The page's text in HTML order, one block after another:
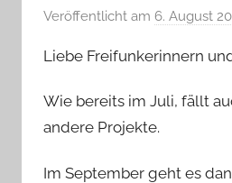
Veröffentlicht am 6. August
Liebe Freifunkerinnern
Wie bereits im Juli, fällt
andere Projekte.
Im September geht es